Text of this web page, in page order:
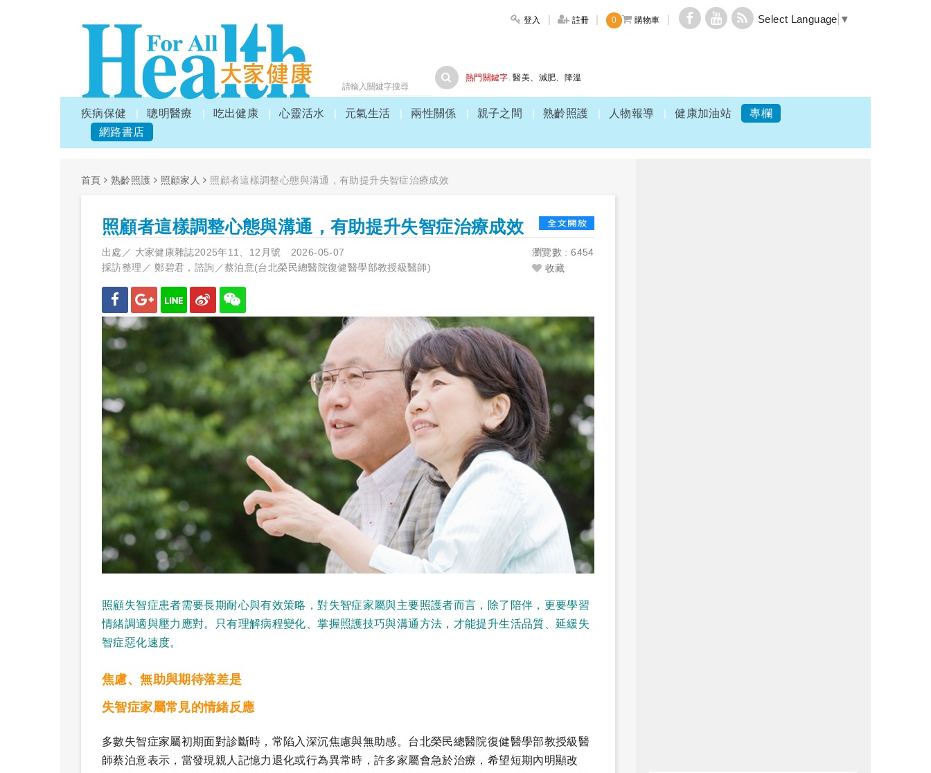
登入 註冊 0 購物車 Select Language ▼
熱門關鍵字. 醫美、 減肥、 降溫
疾病保健 聰明醫療 吃出健康 心靈活水 元氣生活 兩性關係 親子之間 熟齡照護 人物報導 健康加油站
專欄
網路書店
首頁 熟齡照護 照顧家人 照顧者這樣調整心態與溝通，有助提升失智症治療成效
照顧者這樣調整心態與溝通，有助提升失智症治療成效
出處／ 大家健康雜誌2025年11、12月號 2026-05-07
採訪整理／ 鄭碧君，諮詢／蔡泊意(台北榮民總醫院復健醫學部教授級醫師)
瀏覽數 : 6454
收藏
照顧失智症患者需要長期耐心與有效策略，對失智症家屬與主要照護者而言，除了陪伴，更要學習
情緒調適與壓力應對。只有理解病程變化、掌握照護技巧與溝通方法，才能提升生活品質、延緩失
智症惡化速度。
焦慮、無助與期待落差是
失智症家屬常見的情緒反應
多數失智症家屬初期面對診斷時，常陷入深沉焦慮與無助感。台北榮民總醫院復健醫學部教授級醫
師蔡泊意表示，當發現親人記憶力退化或行為異常時，許多家屬會急於治療，希望短期內明顯改